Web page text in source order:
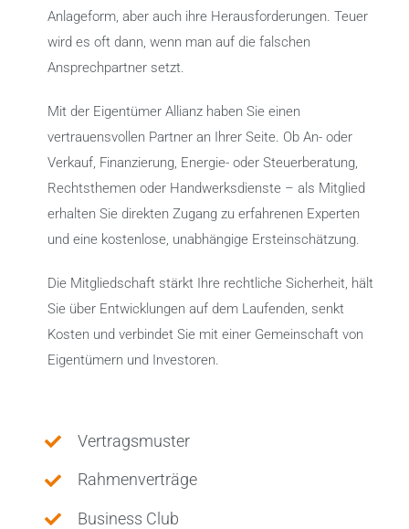
Anlageform, aber auch ihre Herausforderungen. Teuer
wird es oft dann, wenn man auf die falschen
Ansprechpartner setzt.
Mit der Eigentümer Allianz haben Sie einen
vertrauensvollen Partner an Ihrer Seite. Ob An- oder
Verkauf, Finanzierung, Energie- oder Steuerberatung,
Rechtsthemen oder Handwerksdienste – als Mitglied
erhalten Sie direkten Zugang zu erfahrenen Experten
und eine kostenlose, unabhängige Ersteinschätzung.
Die Mitgliedschaft stärkt Ihre rechtliche Sicherheit, hält
Sie über Entwicklungen auf dem Laufenden, senkt
Kosten und verbindet Sie mit einer Gemeinschaft von
Eigentümern und Investoren.
Vertragsmuster
Rahmenverträge
Business Club